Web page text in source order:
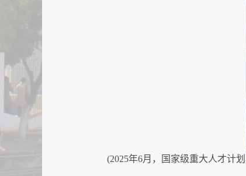
(2025年6月，国家级重大人才计